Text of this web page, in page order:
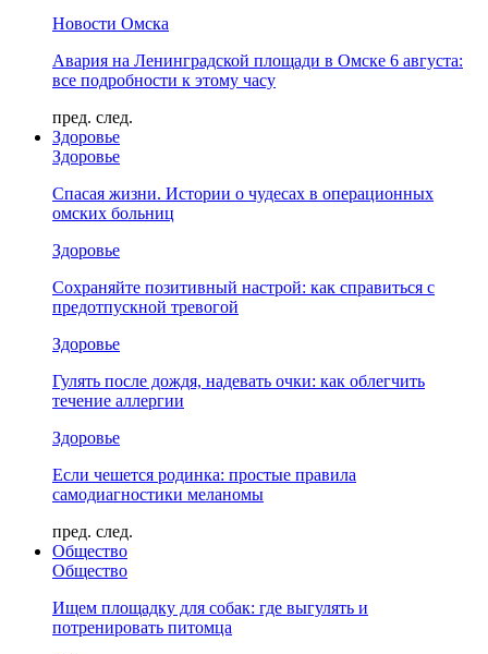
Новости Омска
Авария на Ленинградской площади в Омске 6 августа:
все подробности к этому часу
пред. след.
Здоровье
Здоровье
Спасая жизни. Истории о чудесах в операционных
омских больниц
Здоровье
Сохраняйте позитивный настрой: как справиться с
предотпускной тревогой
Здоровье
Гулять после дождя, надевать очки: как облегчить
течение аллергии
Здоровье
Если чешется родинка: простые правила
самодиагностики меланомы
пред. след.
Общество
Общество
Ищем площадку для собак: где выгулять и
потренировать питомца